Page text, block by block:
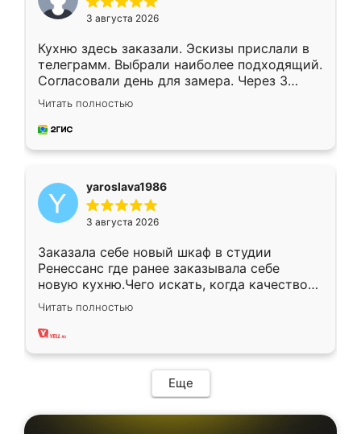
3 августа 2026
Кухню здесь заказали. Эскизы прислали в
телеграмм. Выбрали наиболее подходящий.
Согласовали день для замера. Через 3
недели кухня была уже готова. Остались
довольны работой. Спасибо Ренессанс
мебель за качественную работу!
Читать полностью
yaroslava1986
3 августа 2026
Заказала себе новый шкаф в студии
Ренессанс где ранее заказывала себе
новую кухню.Чего искать, когда качеством
вполне довольна. Служит кухня уже почти
два года, нареканий нет.
Читать полностью
Еще